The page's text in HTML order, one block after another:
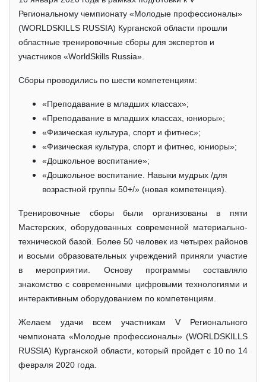
Региональному чемпионату «Молодые профессионалы»
(WORLDSKILLS RUSSIA) Курганской области прошли
областные тренировочные сборы для экспертов и
участников «WorldSkills Russia».
Сборы проводились по шести компетенциям:
«Преподавание в младших классах»;
«Преподавание в младших классах, юниоры»;
«Физическая культура, спорт и фитнес»;
«Физическая культура, спорт и фитнес, юниоры»;
«Дошкольное воспитание»;
«Дошкольное воспитание. Навыки мудрых /для
возрастной группы 50+/» (новая компетенция).
Тренировочные сборы были организованы в пяти
Мастерских, оборудованных современной материально-
технической базой. Более 50 человек из четырех районов
и восьми образовательных учреждений приняли участие
в мероприятии. Основу программы составляло
знакомство с современными цифровыми технологиями и
интерактивным оборудованием по компетенциям.
Желаем удачи всем участникам V Регионального
чемпионата «Молодые профессионалы» (WORLDSKILLS
RUSSIA) Курганской области, который пройдет с 10 по 14
февраля 2020 года.